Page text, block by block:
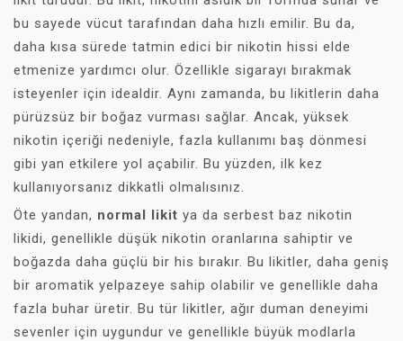
bu sayede vücut tarafından daha hızlı emilir. Bu da,
daha kısa sürede tatmin edici bir nikotin hissi elde
etmenize yardımcı olur. Özellikle sigarayı bırakmak
isteyenler için idealdir. Aynı zamanda, bu likitlerin daha
pürüzsüz bir boğaz vurması sağlar. Ancak, yüksek
nikotin içeriği nedeniyle, fazla kullanımı baş dönmesi
gibi yan etkilere yol açabilir. Bu yüzden, ilk kez
kullanıyorsanız dikkatli olmalısınız.
Öte yandan, normal likit ya da serbest baz nikotin
likidi, genellikle düşük nikotin oranlarına sahiptir ve
boğazda daha güçlü bir his bırakır. Bu likitler, daha geniş
bir aromatik yelpazeye sahip olabilir ve genellikle daha
fazla buhar üretir. Bu tür likitler, ağır duman deneyimi
sevenler için uygundur ve genellikle büyük modlarla